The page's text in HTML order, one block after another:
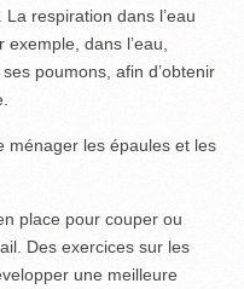
respiration dans l’eau
exemple, dans l’eau,
poumons, afin d’obtenir
ménager les épaules et les
place pour couper ou
Des exercices sur les
une meilleure